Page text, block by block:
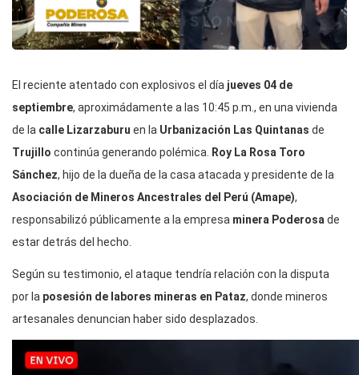
El reciente atentado con explosivos el día jueves 04 de
septiembre, aproximádamente a las 10:45 p.m., en una vivienda
de la calle Lizarzaburu en la Urbanización Las Quintanas de
Trujillo continúa generando polémica. Roy La Rosa Toro
Sánchez, hijo de la dueña de la casa atacada y presidente de la
Asociación de Mineros Ancestrales del Perú (Amape),
responsabilizó públicamente a la empresa minera Poderosa de
estar detrás del hecho.
Según su testimonio, el ataque tendría relación con la disputa
por la posesión de labores mineras en Pataz, donde mineros
artesanales denuncian haber sido desplazados.